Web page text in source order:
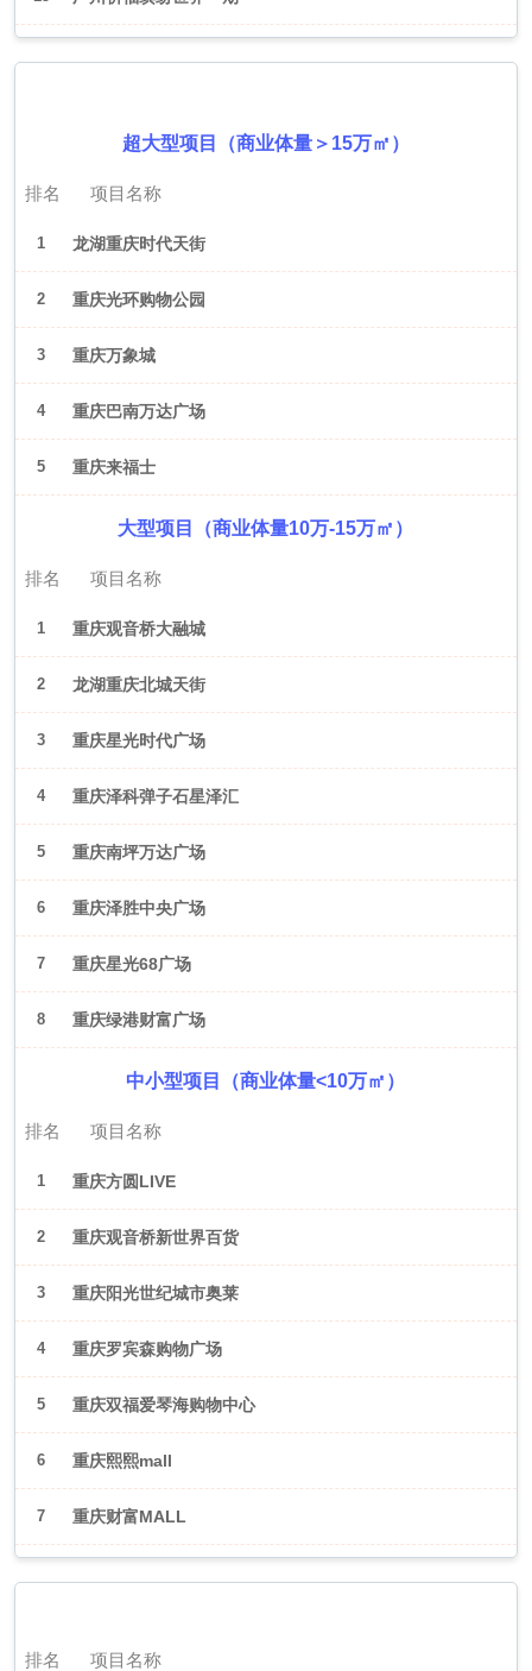
超大型项目（商业体量＞15万㎡）
排名 项目名称
1 龙湖重庆时代天街
2 重庆光环购物公园
3 重庆万象城
4 重庆巴南万达广场
5 重庆来福士
大型项目（商业体量10万-15万㎡）
排名 项目名称
1 重庆观音桥大融城
2 龙湖重庆北城天街
3 重庆星光时代广场
4 重庆泽科弹子石星泽汇
5 重庆南坪万达广场
6 重庆泽胜中央广场
7 重庆星光68广场
8 重庆绿港财富广场
中小型项目（商业体量<10万㎡）
排名 项目名称
1 重庆方圆LIVE
2 重庆观音桥新世界百货
3 重庆阳光世纪城市奥莱
4 重庆罗宾森购物广场
5 重庆双福爱琴海购物中心
6 重庆熙熙mall
7 重庆财富MALL
排名 项目名称